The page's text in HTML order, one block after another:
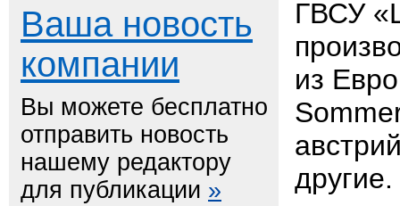
Ваша новость
компании
Вы можете бесплатно
отправить новость
нашему редактору
для публикации »
ГВСУ
из